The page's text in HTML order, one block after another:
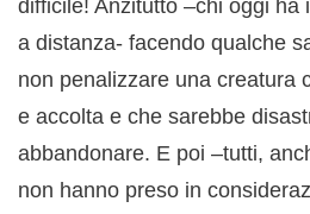
difficile! Anzitutto –chi oggi ha
a distanza- facendo qualche
non penalizzare una creatura
e accolta e che sarebbe
abbandonare. E poi –tutti,
non hanno preso in